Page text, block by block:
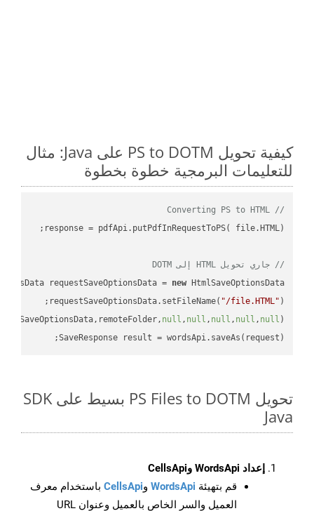
كيفية تحويل PS to DOTM على Java: مثال
للتعليمات البرمجية خطوة بخطوة
// Converting PS to HTML
// جاري تحويل HTML إلى DOTM
requestSaveOptionsData = new
requestSaveOptionsData.setFileName( "/file.HTML"
null , null , null , null , null
SaveResponse result = wordsApi.saveAs(request);
تحويل PS Files to DOTM بسيط على SDK
Java
إعداد WordsApi وCellsApi
قم بتهيئة WordsApi وCellsApi باستخدام معرف
العميل والسر الخاص بالعميل وعنوان URL